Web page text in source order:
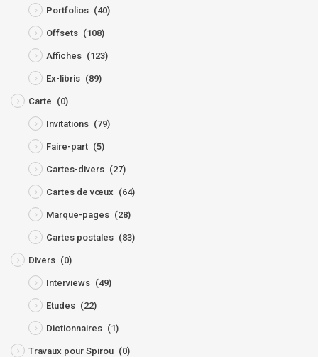
Portfolios (40)
Offsets (108)
Affiches (123)
Ex-libris (89)
Carte (0)
Invitations (79)
Faire-part (5)
Cartes-divers (27)
Cartes de vœux (64)
Marque-pages (28)
Cartes postales (83)
Divers (0)
Interviews (49)
Etudes (22)
Dictionnaires (1)
Travaux pour Spirou (0)